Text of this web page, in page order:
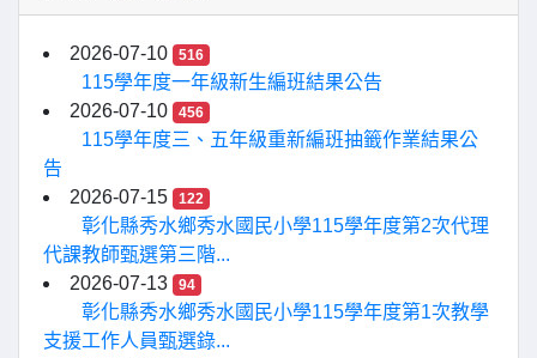
2026-07-10 516
115學年度一年級新生編班結果公告
2026-07-10
456
115學年度三、五年級重新編班抽籤作業結果公
告
2026-07-15
122
彰化縣秀水鄉秀水國民小學115學年度第2次代理
代課教師甄選第三階...
2026-07-13
94
彰化縣秀水鄉秀水國民小學115學年度第1次教學
支援工作人員甄選錄...